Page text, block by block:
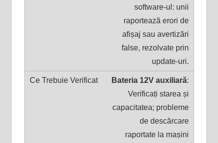
software-ul: unii
raportează erori de
afișaj sau avertizări
false, rezolvate prin
update-uri.
Bateria 12V auxiliară:
Verificați starea și
capacitatea; probleme
de descărcare
raportate la mașini